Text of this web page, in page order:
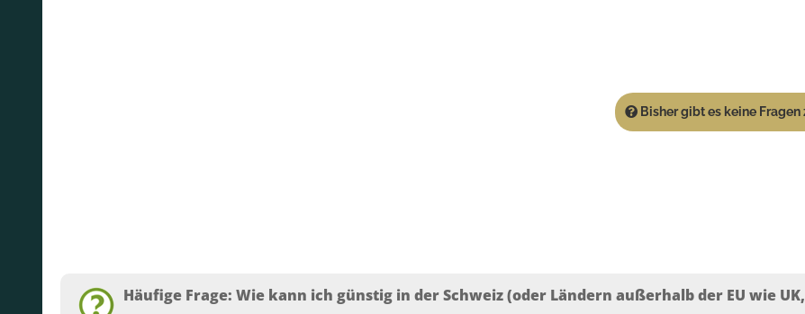
Bisher gibt es keine
Häufige Frage: Wie kann ich günstig in der Schweiz (oder Ländern außerhalb der EU wie